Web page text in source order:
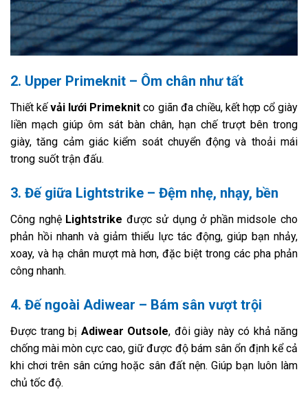
2. Upper Primeknit – Ôm chân như tất
Thiết kếvải lưới Primeknit co giãn đa chiều, kết hợp cổ giày
liền mạch giúp ôm sát bàn chân, hạn chế trượt bên trong
giày, tăng cảm giác kiểm soát chuyển động và thoải mái
trong suốt trận đấu.
3. Đế giữa Lightstrike – Đệm nhẹ, nhạy, bền
Công nghệ Lightstrike được sử dụng ở phần midsole cho
phản hồi nhanh và giảm thiểu lực tác động, giúp bạn nhảy,
xoay, và hạ chân mượt mà hơn, đặc biệt trong các pha phản
công nhanh.
4. Đế ngoài Adiwear – Bám sân vượt trội
Được trang bị Adiwear Outsole, đôi giày này có khả năng
chống mài mòn cực cao, giữ được độ bám sân ổn định kể cả
khi chơi trên sân cứng hoặc sân đất nện. Giúp bạn luôn làm
chủ tốc độ.